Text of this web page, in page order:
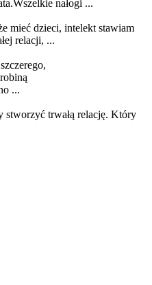
nałogi ...
mieć dzieci, intelekt stawiam
relacji, ...
...
stworzyć trwałą relację. Który